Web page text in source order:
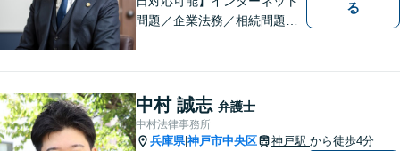
問題／企業法務／相続問題／
る
中村 誠志 弁護士
中村法律事務所
兵庫県|神戸市中央区 神戸駅 から徒歩4分